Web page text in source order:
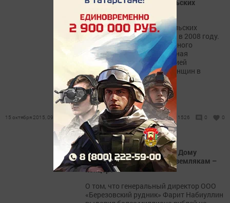
Международный день сельских
«Международный день сельских
женщин» был организован в 2008 году.
Главным инициатором данного
праздника стала Генеральная
Ассамблея ООН с резолюцией
«Улучшение положения женщин в
сельских районах».
15 октября 2015, 09:02 1526 0 0
Фарит Набиуллин подарил Дому
культуры новую крышу, а землякам –
концерт
О том, что генеральный директор ООО
«Березовский рудник» Фарит Набиуллин